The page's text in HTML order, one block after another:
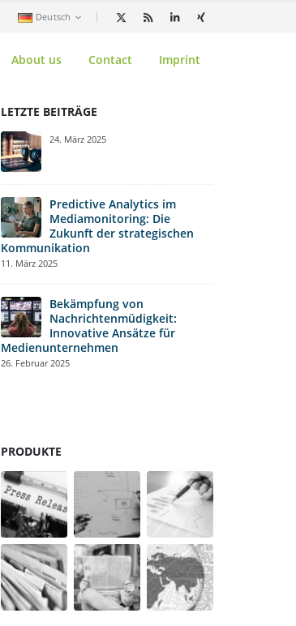
Deutsch
About us Contact Imprint
LETZTE BEITRÄGE
24. März 2025
Predictive Analytics im
Mediamonitoring: Die
Zukunft der strategischen
Kommunikation
11. März 2025
Bekämpfung von
Nachrichtenmüdigkeit:
Innovative Ansätze für
Medienunternehmen
26. Februar 2025
PRODUKTE